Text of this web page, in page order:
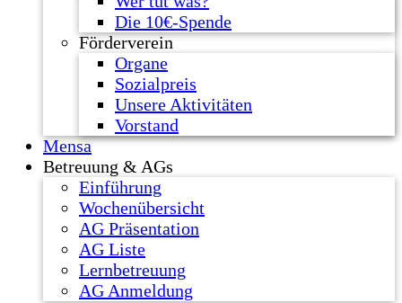
Die 10€-Spende
Förderverein
Organe
Sozialpreis
Unsere Aktivitäten
Vorstand
Mensa
Betreuung & AGs
Einführung
Wochenübersicht
AG Präsentation
AG Liste
Lernbetreuung
AG Anmeldung